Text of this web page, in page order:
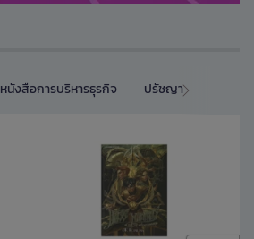
หนังสือการบริหารธุรกิจ ปรัชญา